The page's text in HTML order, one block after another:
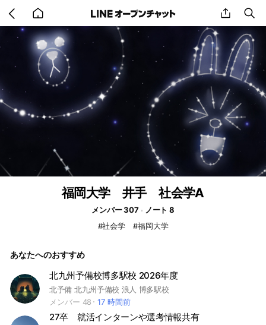
back
to
home
share
福岡大学 井手 社会学A
メンバー 307
ノート 8
#社会学 #福岡大学
あなたへのおすすめ
北九州予備校博多駅校 2026年度
北予備 北九州予備校 浪人 博多駅校
メンバー 48
17 時間前
27卒 就活インターンや選考情報共有